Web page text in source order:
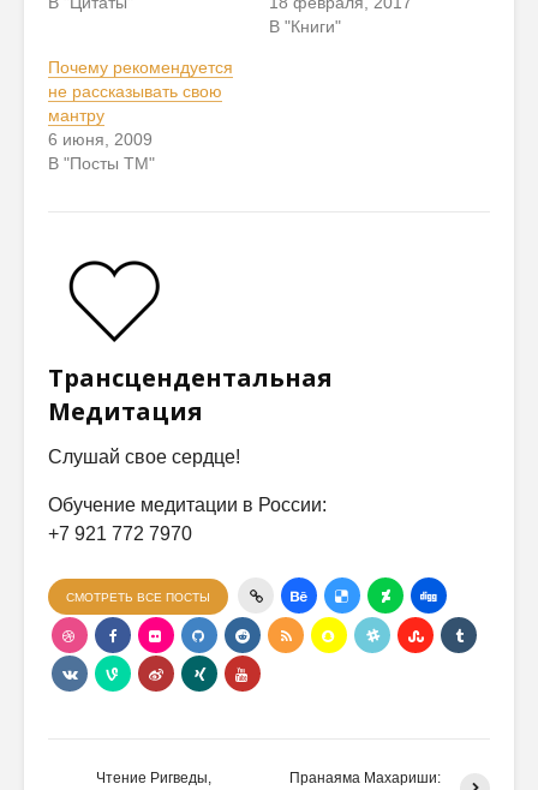
В "Книги"
Почему рекомендуется
не рассказывать свою
мантру
6 июня, 2009
В "Посты ТМ"
Трансцендентальная
Медитация
Слушай свое сердце!
Обучение медитации в России:
+7 921 772 7970
СМОТРЕТЬ ВСЕ ПОСТЫ
Чтение Ригведы,
Пранаяма Махариши: